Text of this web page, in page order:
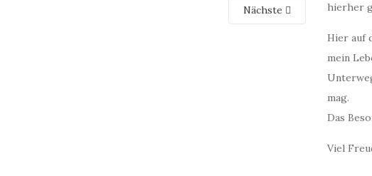
Nächste
hierher
Hier auf
mein
mag.
Das
Viel